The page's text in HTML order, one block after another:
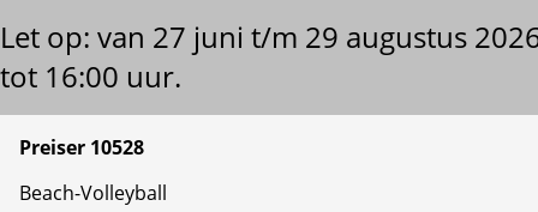
Let op: van 27 juni t/m 29 augustus
tot 16:00 uur.
Preiser 10528
Beach-Volleyball